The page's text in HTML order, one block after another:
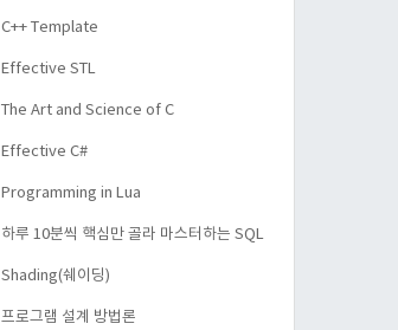
C++ Template
Effective STL
The Art and Science of C
Effective C#
Programming in Lua
하루 10분씩 핵심만 골라 마스터하는 SQL
Shading(쉐이딩)
프로그램 설계 방법론